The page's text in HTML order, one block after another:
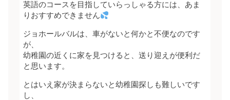
英語のコースを目指していらっしゃる方には、あま
りおすすめできません
ジョホールバルは、車がないと何かと不便なのです
が、
幼稚園の近くに家を見つけると、送り迎えが便利だ
と思います。
とはいえ家が決まらないと幼稚園探しも難しいです
し、